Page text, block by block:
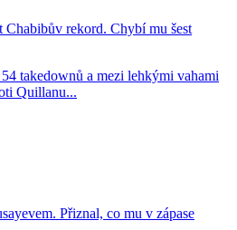
rekord. Chybí mu šest
takedownů a mezi lehkými vahami
Quillanu...
Přiznal, co mu v zápase